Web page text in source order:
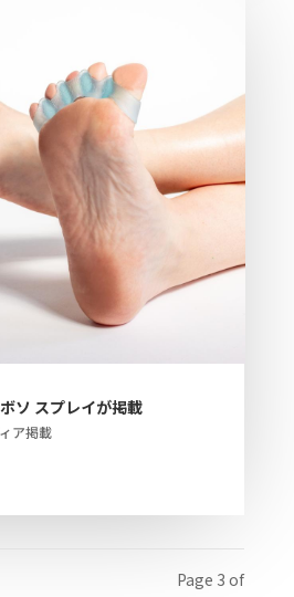
ソ スプレイが掲載
ア掲載
Page 3 of